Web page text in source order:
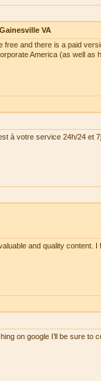
VA
free and there is a paid
America (as well as
à votre service 24h/24 et
and quality content. I
on google I’ll be sure to